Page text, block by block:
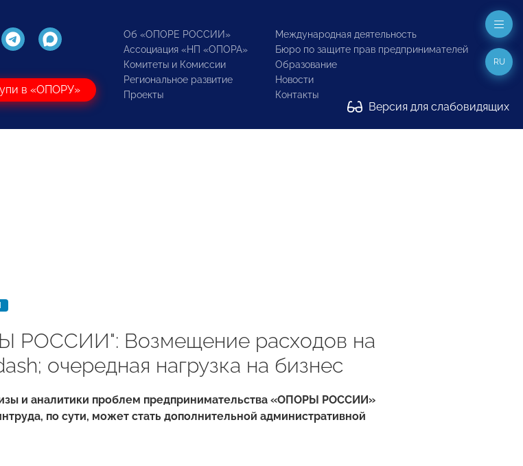
в «ОПОРУ»
Об «ОПОРЕ РОССИИ»
Ассоциация «НП «ОПОРА»
Комитеты и Комиссии
Региональное развитие
Проекты
Международная деятельность
Бюро по защите прав предпринимателей
Образование
Новости
Контакты
Версия для слабовидящих
RU
РОССИИ": Возмещение расходов на
очередная нагрузка на бизнес
и аналитики проблем предпринимательства «ОПОРЫ РОССИИ»
по сути, может стать дополнительной административной